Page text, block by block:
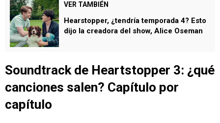
VER TAMBIÉN
Hearstopper, ¿tendría temporada 4? Esto
dijo la creadora del show, Alice Oseman
Soundtrack de Heartstopper 3: ¿qué
canciones salen? Capítulo por
capítulo